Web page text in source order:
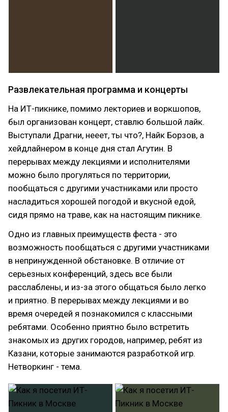
Развлекательная программа и концерты
На ИТ-пикнике, помимо лекториев и воркшопов,
был организован концерт, ставлю большой лайк.
Выступали Драгни, нееет, ты что?, Найк Борзов, а
хейдлайнером в конце дня стал Агутин. В
перерывах между лекциями и исполнителями
можно было прогуляться по территории,
пообщаться с другими участниками или просто
насладиться хорошей погодой и вкусной едой,
сидя прямо на траве, как на настоящим пикнике.
Одно из главных преимуществ феста - это
возможность пообщаться с другими участниками
в непринужденной обстановке. В отличие от
серьезных конференций, здесь все были
расслаблены, и из-за этого общаться было легко
и приятно. В перерывах между лекциями и во
время очередей я познакомился с классными
ребятами. Особенно приятно было встретить
знакомых из других городов, например, ребят из
Казани, которые занимаются разработкой игр.
Нетворкинг - тема.